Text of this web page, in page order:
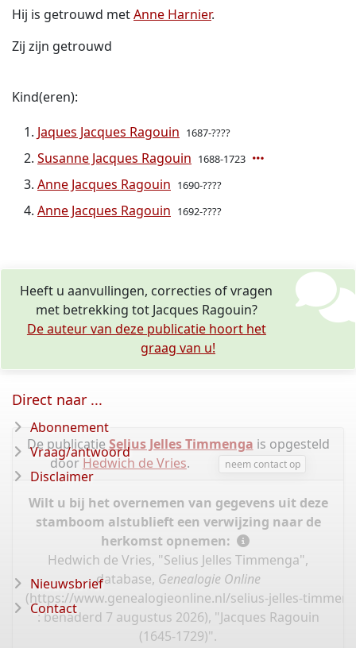
Hij is getrouwd metAnne Harnier.
Zij zijn getrouwd
Kind(eren):
Jaques Jacques Ragouin 1687-????
Susanne Jacques Ragouin 1688-1723
Anne Jacques Ragouin 1690-????
Anne Jacques Ragouin 1692-????
Heeft u aanvullingen, correcties of vragen
met betrekking tot Jacques Ragouin?
De auteur van deze publicatie hoort het
graag van u!
De publicatie Selius Jelles Timmenga is opgesteld
door Hedwich de Vries. neem contact op
Wilt u bij het overnemen van gegevens uit deze
stamboom alstublieft een verwijzing naar de
herkomst opnemen:
Hedwich de Vries, "Selius Jelles Timmenga",
database, Genealogie Online
(https://www.genealogieonline.nl/selius-jelles-
: benaderd 7 augustus 2026), "Jacques Ragouin
(1645-1729)".
Direct naar ...
Abonnement
Vraag/antwoord
Disclaimer
Nieuwsbrief
Contact